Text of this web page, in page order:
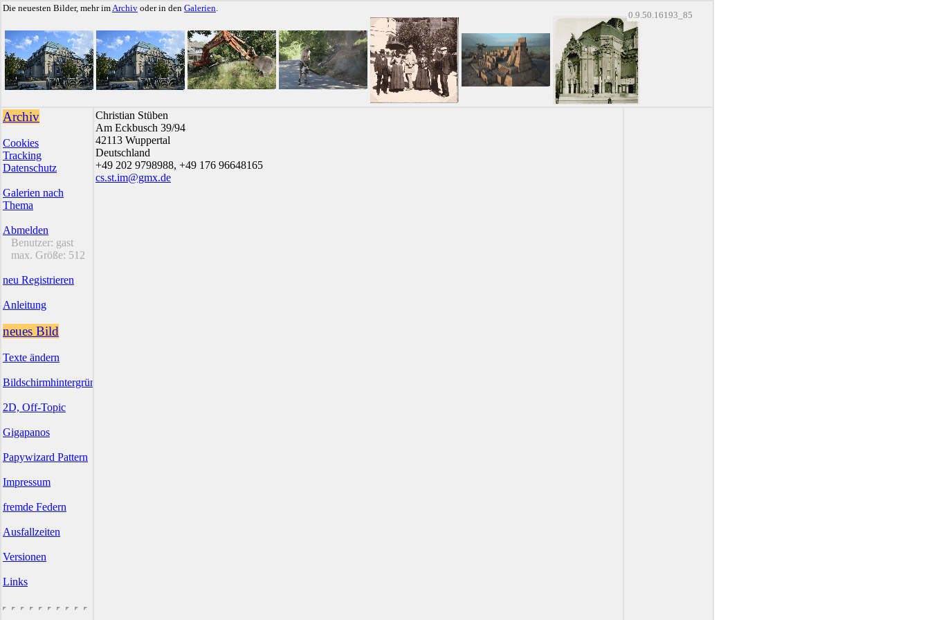
Die neuesten Bilder, mehr imArchiv oder in den Galerien.
0.9.50.16193_85
Archiv
Cookies
Tracking
Datenschutz
Galerien nach
Thema
Abmelden
Benutzer: gast
max. Größe: 512
neu Registrieren
Anleitung
neues Bild
Texte ändern
Bildschirmhintergründe
2D, Off-Topic
Gigapanos
Papywizard Pattern
Impressum
fremde Federn
Ausfallzeiten
Versionen
Links
Christian Stüben
Am Eckbusch 39/94
42113 Wuppertal
Deutschland
+49 202 9798988, +49 176 96648165
cs.st.im@gmx.de